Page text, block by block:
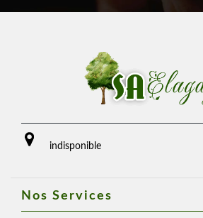
indisponible
Nos Services